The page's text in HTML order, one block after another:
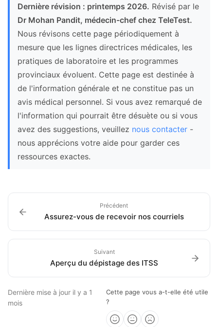
Dernière révision : printemps 2026. Révisé par le
Dr Mohan Pandit, médecin-chef chez TeleTest.
Nous révisons cette page périodiquement à
mesure que les lignes directrices médicales, les
pratiques de laboratoire et les programmes
provinciaux évoluent. Cette page est destinée à
de l'information générale et ne constitue pas un
avis médical personnel. Si vous avez remarqué de
l'information qui pourrait être désuète ou si vous
avez des suggestions, veuillez nous contacter -
nous apprécions votre aide pour garder ces
ressources exactes.
Précédent
Assurez-vous de recevoir nos courriels
Suivant
Aperçu du dépistage des ITSS
Dernière mise à jour il y a 1
mois
Cette page vous a-t-elle été utile
?